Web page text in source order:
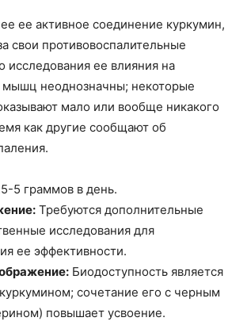
ее активное соединение куркумин,
свои противовоспалительные
исследования ее влияния на
мышц неоднозначны; некоторые
мало или вообще никакого
как другие сообщают об
5 граммов в день.
Требуются дополнительные
исследования для
ее эффективности.
Биодоступность является
сочетание его с черным
повышает усвоение.